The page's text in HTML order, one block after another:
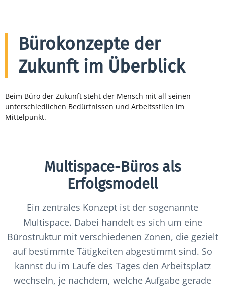
Bürokonzepte der
Zukunft im Überblick
Beim Büro der Zukunft steht der Mensch mit all seinen
unterschiedlichen Bedürfnissen und Arbeitsstilen im
Mittelpunkt.
Multispace-Büros als
Erfolgsmodell
Ein zentrales Konzept ist der sogenannte
Multispace. Dabei handelt es sich um eine
Bürostruktur mit verschiedenen Zonen, die gezielt
auf bestimmte Tätigkeiten abgestimmt sind. So
kannst du im Laufe des Tages den Arbeitsplatz
wechseln, je nachdem, welche Aufgabe gerade